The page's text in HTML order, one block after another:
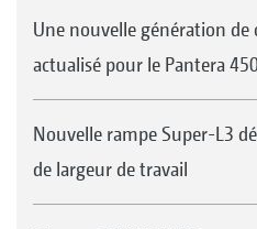
Une nouvelle génération de
actualisé pour le Pantera
Nouvelle rampe Super-L3
de largeur de travail